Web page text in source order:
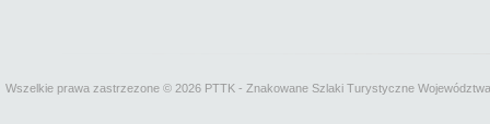
Wszelkie prawa zastrzezone © 2026 PTTK - Znakowane Szlaki Turystyczne